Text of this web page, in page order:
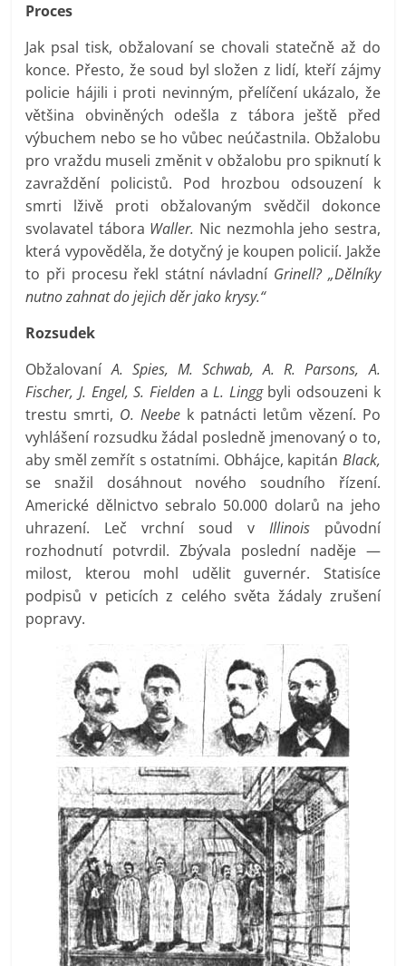
Proces
Jak psal tisk, obžalovaní se chovali statečně až do
konce. Přesto, že soud byl složen z lidí, kteří zájmy
policie hájili i proti nevinným, přelíčení ukázalo, že
většina obviněných odešla z tábora ještě před
výbuchem nebo se ho vůbec neúčastnila. Obžalobu
pro vraždu museli změnit v obžalobu pro spiknutí k
zavraždění policistů. Pod hrozbou odsouzení k
smrti lživě proti obžalovaným svědčil dokonce
svolavatel tábora Waller. Nic nezmohla jeho sestra,
která vypověděla, že dotyčný je koupen policií. Jakže
to při procesu řekl státní návladní Grinell? „Dělníky
nutno zahnat do jejich děr jako krysy.“
Rozsudek
ObžalovaníA. Spies, M. Schwab, A. R. Parsons, A.
Fischer, J. Engel, S. Fielden a L. Linggbyli odsouzeni k
trestu smrti, O. Neebe k patnácti letům vězení. Po
vyhlášení rozsudku žádal posledně jmenovaný o to,
aby směl zemřít s ostatními. Obhájce, kapitán Black,
se snažil dosáhnout nového soudního řízení.
Americké dělnictvo sebralo 50.000 dolarů na jeho
uhrazení. Leč vrchní soud v Illinoispůvodní
rozhodnutí potvrdil. Zbývala poslední naděje —
milost, kterou mohl udělit guvernér. Statisíce
podpisů v peticích z celého světa žádaly zrušení
popravy.